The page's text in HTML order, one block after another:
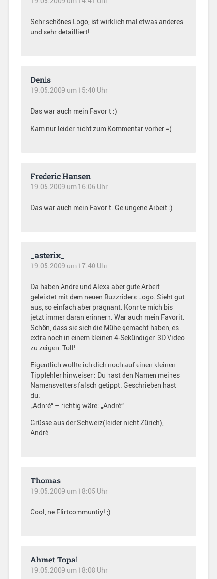
Sehr schönes Logo, ist wirklich mal etwas anderes
und sehr detailliert!
Denis
19.05.2009 um 15:40 Uhr
Das war auch mein Favorit :)
Kam nur leider nicht zum Kommentar vorher =(
Frederic Hansen
19.05.2009 um 16:06 Uhr
Das war auch mein Favorit. Gelungene Arbeit :)
_asterix_
19.05.2009 um 17:40 Uhr
Da haben André und Alexa aber gute Arbeit
geleistet mit dem neuen Buzzriders Logo. Sieht gut
aus, so einfach aber prägnant. Konnte mich bis
jetzt immer daran erinnern. War auch mein Favorit.
Schön, dass sie sich die Mühe gemacht haben, es
extra noch in einem kleinen 4-Sekündigen 3D Video
zu zeigen. Toll!
Eigentlich wollte ich dich noch auf einen kleinen
Tippfehler hinweisen: Du hast den Namen meines
Namensvetters falsch getippt. Geschrieben hast
du:
„Adnré“ – richtig wäre: „André“
Grüsse aus der Schweiz(leider nicht Zürich),
André
Thomas
19.05.2009 um 18:05 Uhr
Cool, ne Flirtcommuntiy! ;)
Ahmet Topal
19.05.2009 um 18:08 Uhr